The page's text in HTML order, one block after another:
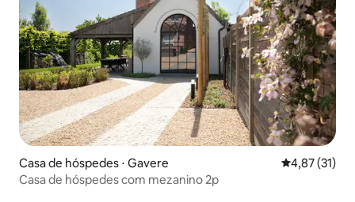
Casa de hóspedes ⋅ Gavere 4,87 de uma
4,87 (31)
Casa de hóspedes com mezanino 2p